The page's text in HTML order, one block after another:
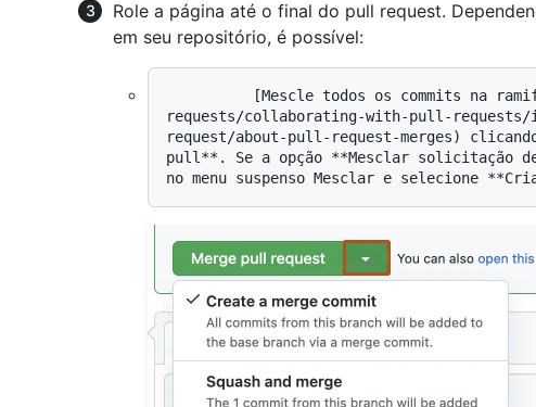
Role a página até o final do pull request.
em seu repositório, é possível:
requests/collaborating-with-pull-requests/
request/about-pull-request-merges)
pull**. Se a opção **Mesclar solicitação